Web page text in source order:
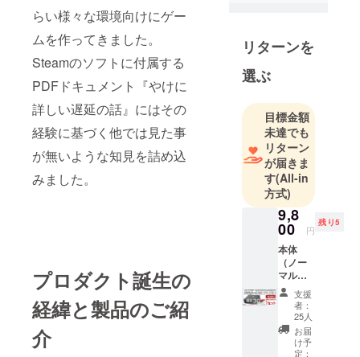
らい様々な環境向けにゲー
ムを作ってきました。
Steamのソフトに付属する
PDFドキュメント『やけに
詳しい遅延の話』にはその
経験に基づく他では見た事
が無いような知見を詰め込
みました。
プロダクト誕生の
経緯と製品のご紹
介
ライアング
ル・サービ
ス様とタッ
で、プロ
ジェクトを
展開させて
いただきま
した。
リターンを
選ぶ
目標金額
未達でも
リターン
が届きま
す(All-in
方式)
9,8
00 円
残り5
本体
（ノー
マル
版）＆
window
sソフト
ウェア
（ダウ
ンロー
支援
者：
25人
お届
け予
定：